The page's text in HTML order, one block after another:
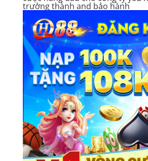
trưởng thành and bảo hành